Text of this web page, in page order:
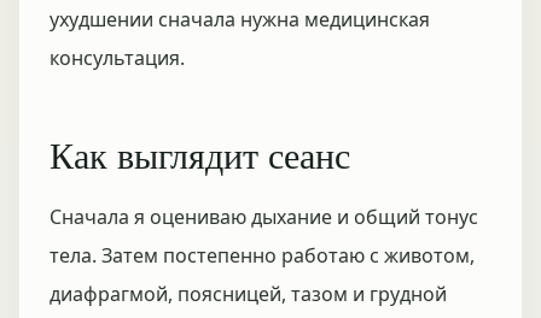
ухудшении сначала нужна медицинская
консультация.
Как выглядит сеанс
Сначала я оцениваю дыхание и общий тонус
тела. Затем постепенно работаю с животом,
диафрагмой, поясницей, тазом и грудной